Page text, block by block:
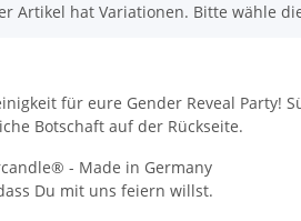
Artikel hat Variationen. Bitte wähle
für eure Gender Reveal Party!
Botschaft auf der Rückseite.
- Made in Germany
Du mit uns feiern willst.